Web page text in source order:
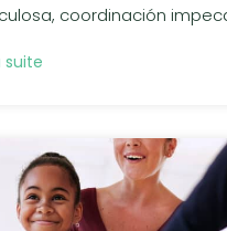
coordinación
suite